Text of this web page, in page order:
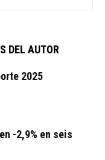
DEL AUTOR
2025
-2,9% en seis